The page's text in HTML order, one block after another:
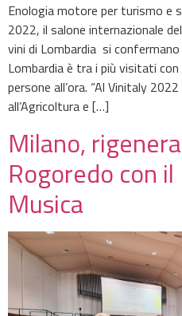
Enologia motore per turismo e
2022, il salone internazionale
vini di Lombardia si
Lombardia è tra i più visitati
persone all’ora. “Al Vinitaly
all’Agricoltura e […]
Milano,
Rogoredo con
Musica